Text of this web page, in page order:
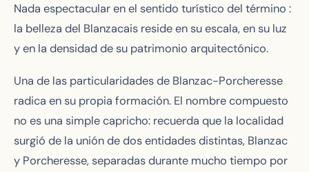
Nada espectacular en el sentido turístico del término :
la belleza del Blanzacais reside en su escala, en su luz
y en la densidad de su patrimonio arquitectónico.
Una de las particularidades de Blanzac-Porcheresse
radica en su propia formación. El nombre compuesto
no es una simple capricho: recuerda que la localidad
surgió de la unión de dos entidades distintas, Blanzac
y Porcheresse, separadas durante mucho tiempo por